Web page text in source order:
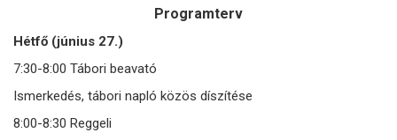
Programterv
Hétfő (június 27.)
7:30-8:00 Tábori beavató
Ismerkedés, tábori napló közös díszítése
8:00-8:30 Reggeli